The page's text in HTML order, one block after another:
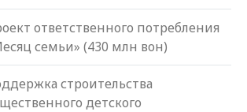
ответственного потребления
семьи» (430 млн вон)
строительства
детского